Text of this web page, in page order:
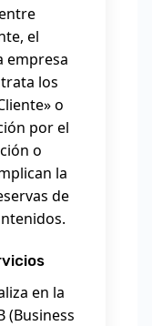
el
empresa
los
o
por el
o
la
de
en la
(Business